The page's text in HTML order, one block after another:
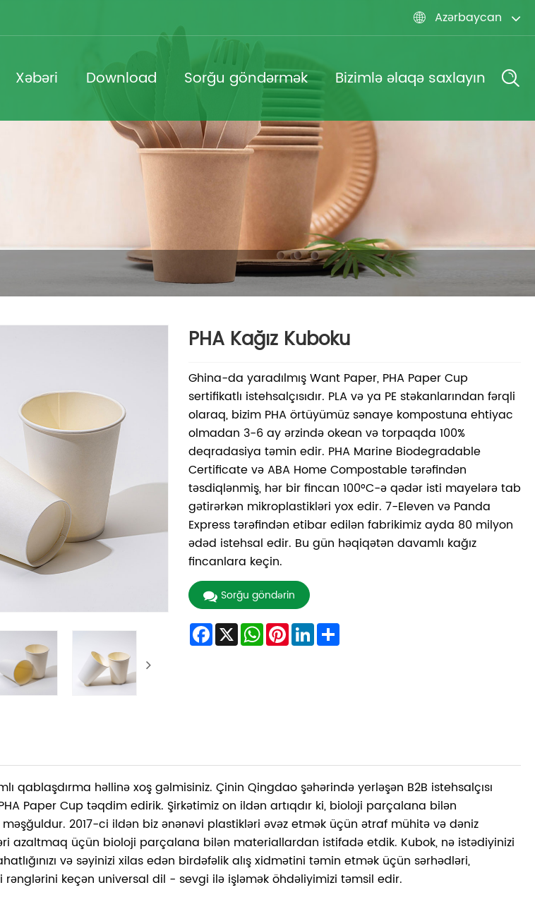
 Azərbaycan
Xəbəri Download Sorğu göndərmək Bizimlə əlaqə saxlayın
PHA Kağız Kuboku
Ghina-da yaradılmış Want Paper, PHA Paper Cup
sertifikatlı istehsalçısıdır. PLA və ya PE stəkanlarından fərqli
olaraq, bizim PHA örtüyümüz sənaye kompostuna ehtiyac
olmadan 3-6 ay ərzində okean və torpaqda 100%
deqradasiya təmin edir. PHA Marine Biodegradable
Certificate və ABA Home Compostable tərəfindən
təsdiqlənmiş, hər bir fincan 100°C-ə qədər isti mayelərə tab
gətirərkən mikroplastikləri yox edir. 7-Eleven və Panda
Express tərəfindən etibar edilən fabrikimiz ayda 80 milyon
ədəd istehsal edir. Bu gün həqiqətən davamlı kağız
fincanlara keçin.
Sorğu göndərin
Facebook
X WhatsApp
Pinterest
LinkedInShare
qablaşdırma həllinə xoş gəlmisiniz. Çinin Qingdao şəhərində yerləşən B2B istehsalçısı
Paper Cup təqdim edirik. Şirkətimiz on ildən artıqdır ki, bioloji parçalana bilən
2017-ci ildən biz ənənəvi plastikləri əvəz etmək üçün ətraf mühitə və dəniz
azaltmaq üçün bioloji parçalana bilən materiallardan istifadə etdik. Kubok, nə istədiyinizi
və səyinizi xilas edən birdəfəlik alış xidmətini təmin etmək üçün sərhədləri,
rənglərini keçən universal dil - sevgi ilə işləmək öhdəliyimizi təmsil edir.